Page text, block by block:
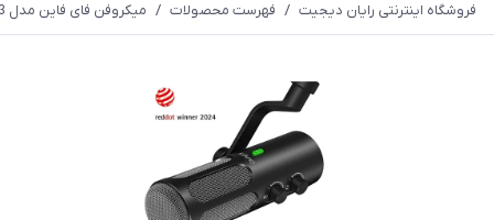
فروشگاه اینترنتی رایان دیجیت / فهرست محصولات / میکروفن فای فاین مدل Tank 3